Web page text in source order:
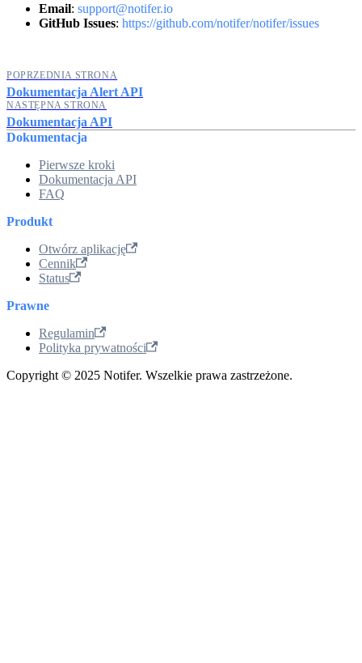
Email: support@notifer.io
GitHub Issues: https://github.com/notifer/notifer/issues
POPRZEDNIA STRONA
Dokumentacja Alert API
NASTĘPNA STRONA
Dokumentacja API
Dokumentacja
Pierwsze kroki
Dokumentacja API
FAQ
Produkt
Otwórz aplikację
Cennik
Status
Prawne
Regulamin
Polityka prywatności
Copyright © 2025 Notifer. Wszelkie prawa zastrzeżone.